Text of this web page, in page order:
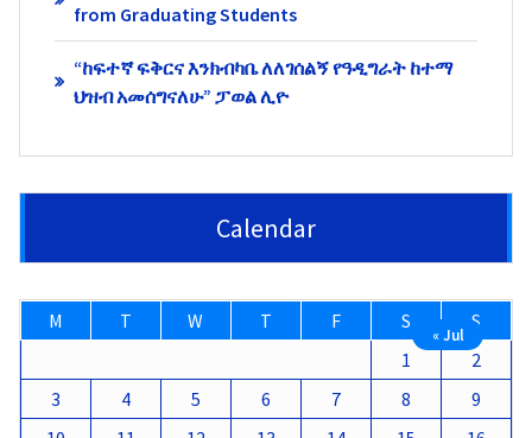
from Graduating Students
“ከፍተኛ ፍቅርና እንክብካቤ ለለገሰልኝ የዓዲግራት ከተማ
ህዝብ አመሰግናለሁ” ፓወል ሊዮ
Calendar
M T W T F S
S
1
2
3
4 5 6 7 8
9
« Jul